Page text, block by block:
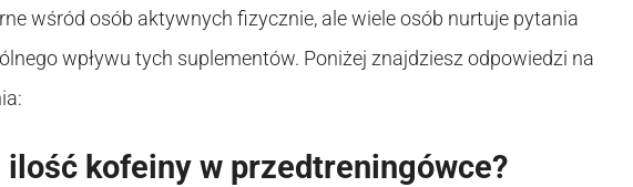
wśród osób aktywnych fizycznie, ale wiele osób nurtuje pytania
wpływu tych suplementów. Poniżej znajdziesz odpowiedzi na
kofeiny w przedtreningówce?